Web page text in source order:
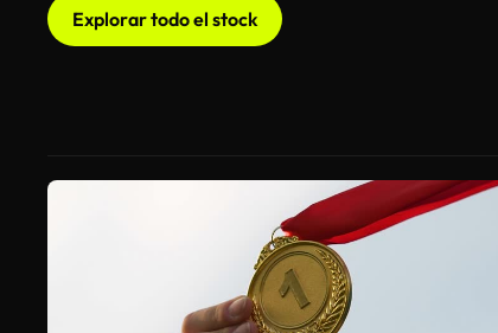
Explorar todo el stock